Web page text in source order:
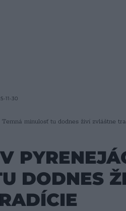
11-30
minulosť tu dodnes živí zvláštne
DODNES